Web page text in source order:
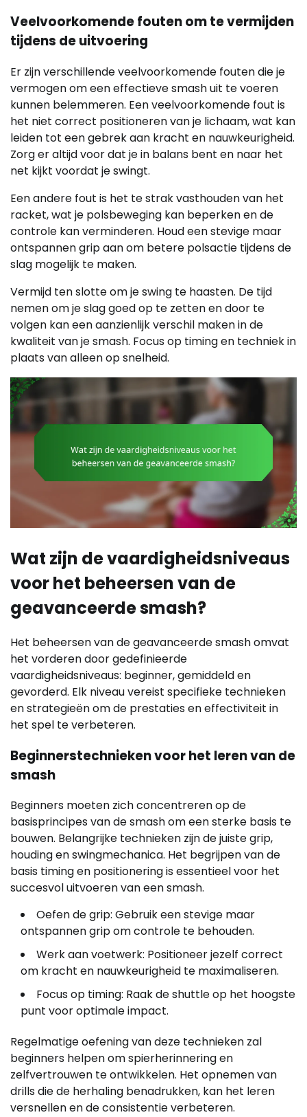
Veelvoorkomende fouten om te vermijden
tijdens de uitvoering
Er zijn verschillende veelvoorkomende fouten die je
vermogen om een effectieve smash uit te voeren
kunnen belemmeren. Een veelvoorkomende fout is
het niet correct positioneren van je lichaam, wat kan
leiden tot een gebrek aan kracht en nauwkeurigheid.
Zorg er altijd voor dat je in balans bent en naar het
net kijkt voordat je swingt.
Een andere fout is het te strak vasthouden van het
racket, wat je polsbeweging kan beperken en de
controle kan verminderen. Houd een stevige maar
ontspannen grip aan om betere polsactie tijdens de
slag mogelijk te maken.
Vermijd ten slotte om je swing te haasten. De tijd
nemen om je slag goed op te zetten en door te
volgen kan een aanzienlijk verschil maken in de
kwaliteit van je smash. Focus op timing en techniek in
plaats van alleen op snelheid.
Wat zijn de vaardigheidsniveaus
voor het beheersen van de
geavanceerde smash?
Het beheersen van de geavanceerde smash omvat
het vorderen door gedefinieerde
vaardigheidsniveaus: beginner, gemiddeld en
gevorderd. Elk niveau vereist specifieke technieken
en strategieën om de prestaties en effectiviteit in
het spel te verbeteren.
Beginnerstechnieken voor het leren van de
smash
Beginners moeten zich concentreren op de
basisprincipes van de smash om een sterke basis te
bouwen. Belangrijke technieken zijn de juiste grip,
houding en swingmechanica. Het begrijpen van de
basis timing en positionering is essentieel voor het
succesvol uitvoeren van een smash.
Oefen de grip: Gebruik een stevige maar
ontspannen grip om controle te behouden.
Werk aan voetwerk: Positioneer jezelf correct
om kracht en nauwkeurigheid te maximaliseren.
Focus op timing: Raak de shuttle op het hoogste
punt voor optimale impact.
Regelmatige oefening van deze technieken zal
beginners helpen om spierherinnering en
zelfvertrouwen te ontwikkelen. Het opnemen van
drills die de herhaling benadrukken, kan het leren
versnellen en de consistentie verbeteren.